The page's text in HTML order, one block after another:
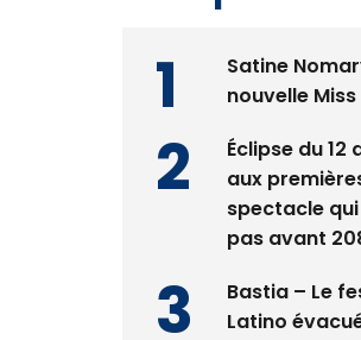
Satine
nouvelle
Éclipse du 12
aux
spectacle
pas avant
Bastia – Le
Latino